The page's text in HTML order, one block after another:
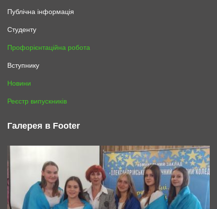
Публічна інформація
Студенту
Профорієнтаційна робота
Вступнику
Новини
Реєстр випускників
Галерея в Footer